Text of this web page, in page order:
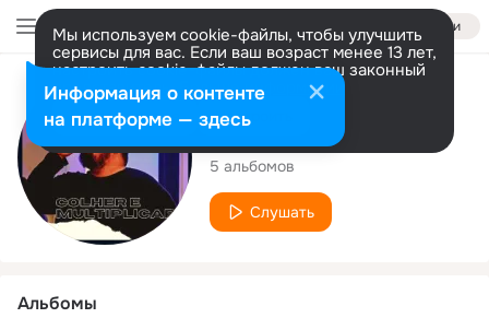
Войти
Мы используем cookie-файлы, чтобы улучшить
сервисы для вас. Если ваш возраст менее 13 лет,
настроить cookie-файлы должен ваш законный
представитель. Больше информации
Разрешить все Настроить
Исполнитель
JEDSON FERREIRA
5 альбомов
Слушать
Альбомы
Информация о контенте
на платформе — здесь